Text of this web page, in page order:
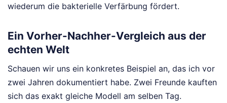
wiederum die bakterielle Verfärbung fördert.
Ein Vorher-Nachher-Vergleich aus der
echten Welt
Schauen wir uns ein konkretes Beispiel an, das ich vor
zwei Jahren dokumentiert habe. Zwei Freunde kauften
sich das exakt gleiche Modell am selben Tag.